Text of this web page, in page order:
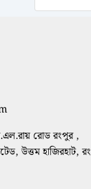
রোড রংপুর ,
উত্তম হাজিরহাট,